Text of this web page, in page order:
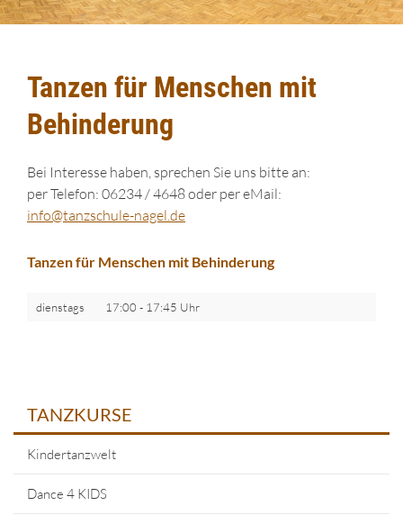
Tanzen für Menschen mit
Behinderung
Bei Interesse haben, sprechen Sie uns bitte an:
per Telefon: 06234 / 4648 oder per eMail:
info@tanzschule-nagel.de
Tanzen für Menschen mit Behinderung
dienstags 17:00 - 17:45 Uhr
TANZKURSE
Kindertanzwelt
Dance 4 KIDS